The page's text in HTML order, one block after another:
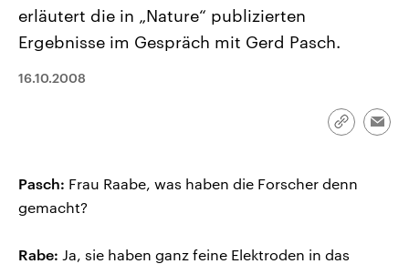
und Kandidaten der anstehenden
Wahl.
Audio-Archiv
erläutert die in „Nature“ publizierten
Ergebnisse im Gespräch mit Gerd Pasch.
16.10.2008
Link
Pasch: Frau Raabe, was haben die Forscher denn
gemacht?
Rabe: Ja, sie haben ganz feine Elektroden in das